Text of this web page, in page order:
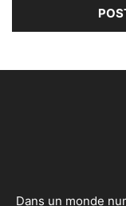
Dans un monde